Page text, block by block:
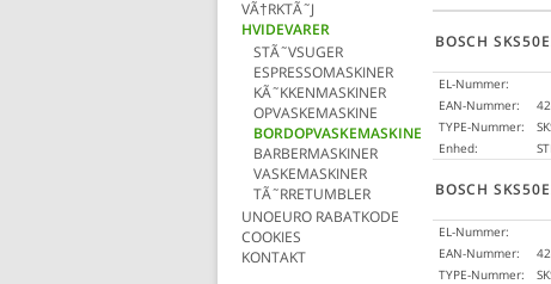
BOSCH
EL-Nummer:
EAN-Nummer:
TYPE-Nummer:
Enhed:
BOSCH
EL-Nummer:
EAN-Nummer:
TYPE-Nummer:
VÃ†RKTÃ˜J
HVIDEVARER
STÃ˜VSUGER
ESPRESSOMASKINER
KÃ˜KKENMASKINER
OPVASKEMASKINE
BORDOPVASKEMASKINE
BARBERMASKINER
VASKEMASKINER
TÃ˜RRETUMBLER
UNOEURO RABATKODE
COOKIES
KONTAKT